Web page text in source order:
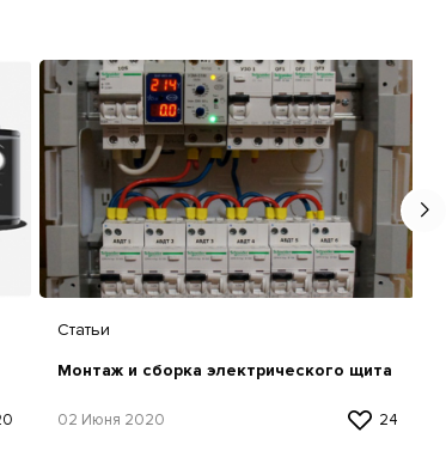
Статьи
Монтаж и сборка электрического щита
02 Июня 2020 24